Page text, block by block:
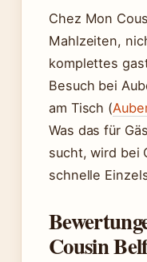
Chez Mon
Mahlzeiten,
komplettes
Besuch bei
am Tisch (
Was das für
sucht, wird bei
schnelle
Cousin